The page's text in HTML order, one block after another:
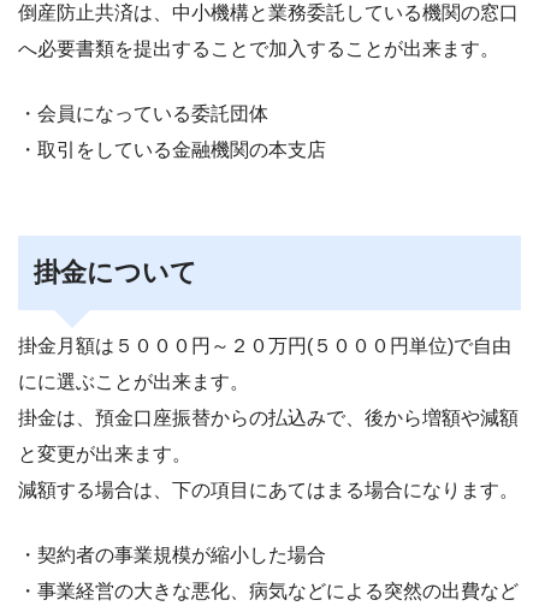
倒産防止共済は、中小機構と業務委託している機関の窓口
へ必要書類を提出することで加入することが出来ます。
・会員になっている委託団体
・取引をしている金融機関の本支店
掛金について
掛金月額は５０００円～２０万円(５０００円単位)で自由
にに選ぶことが出来ます。
掛金は、預金口座振替からの払込みで、後から増額や減額
と変更が出来ます。
減額する場合は、下の項目にあてはまる場合になります。
・契約者の事業規模が縮小した場合
・事業経営の大きな悪化、病気などによる突然の出費など